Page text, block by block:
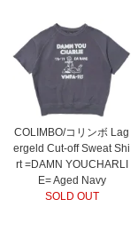
COLIMBO/コリンボ Lag
ergeld Cut-off Sweat Shi
rt =DAMN YOUCHARLI
E= Aged Navy
SOLD OUT